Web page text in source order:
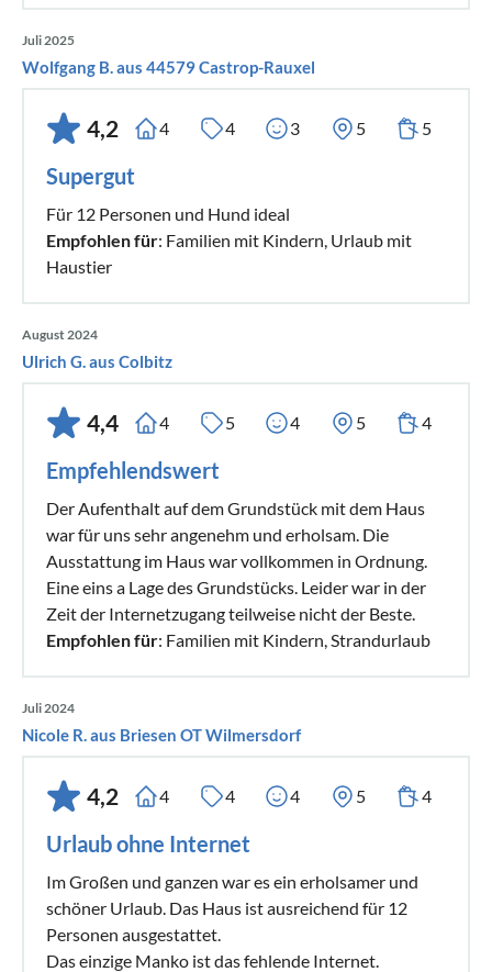
Juli 2025
Wolfgang B. aus 44579 Castrop-Rauxel
4,2 4 4 3 5 5
Supergut
Für 12 Personen und Hund ideal
Empfohlen für: Familien mit Kindern, Urlaub mit
Haustier
August 2024
Ulrich G. aus Colbitz
4,4 4 5 4 5 4
Empfehlendswert
Der Aufenthalt auf dem Grundstück mit dem Haus
war für uns sehr angenehm und erholsam. Die
Ausstattung im Haus war vollkommen in Ordnung.
Eine eins a Lage des Grundstücks. Leider war in der
Zeit der Internetzugang teilweise nicht der Beste.
Empfohlen für: Familien mit Kindern, Strandurlaub
Juli 2024
Nicole R. aus Briesen OT Wilmersdorf
4,2 4 4 4 5 4
Urlaub ohne Internet
Im Großen und ganzen war es ein erholsamer und
schöner Urlaub. Das Haus ist ausreichend für 12
Personen ausgestattet.
Das einzige Manko ist das fehlende Internet.